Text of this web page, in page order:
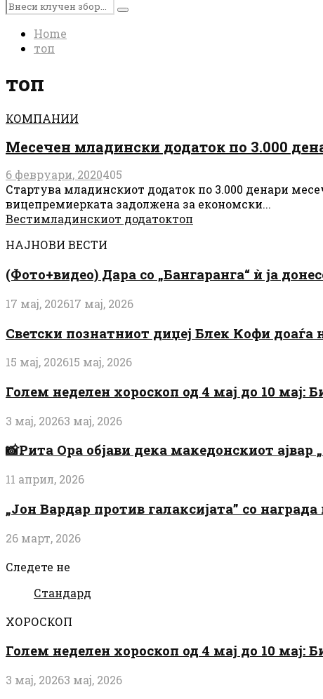
Search
for:
Search
Home
топ
топ
КОМПАНИИ
Месечен младински додаток по 3.000
6 февруари, 2020405
Стартува младинскиот додаток по 3.000 денари
вицепремиерката задолжена за економски...
Вестимладинскиот додатоктоп
НАЈНОВИ ВЕСТИ
(Фото+видео) Дара со „Бангаранга“ ѝ ја
17 мај, 202617 мај, 2026
Светски познатниот диџеј Блек Кофи доаѓа
15 мај, 202615 мај, 2026
Голем неделен хороскоп од 4 мај до 10 мај:
3 мај, 20263 мај, 2026
📸Рита Ора објави дека македонскиот ајвар
11 април, 2026
„Јон Вардар против галаксијата” со
26 март, 2026
Следете не
Стандард
ХОРОСКОП
Голем неделен хороскоп од 4 мај до 10 мај:
3 мај, 20263 мај, 2026